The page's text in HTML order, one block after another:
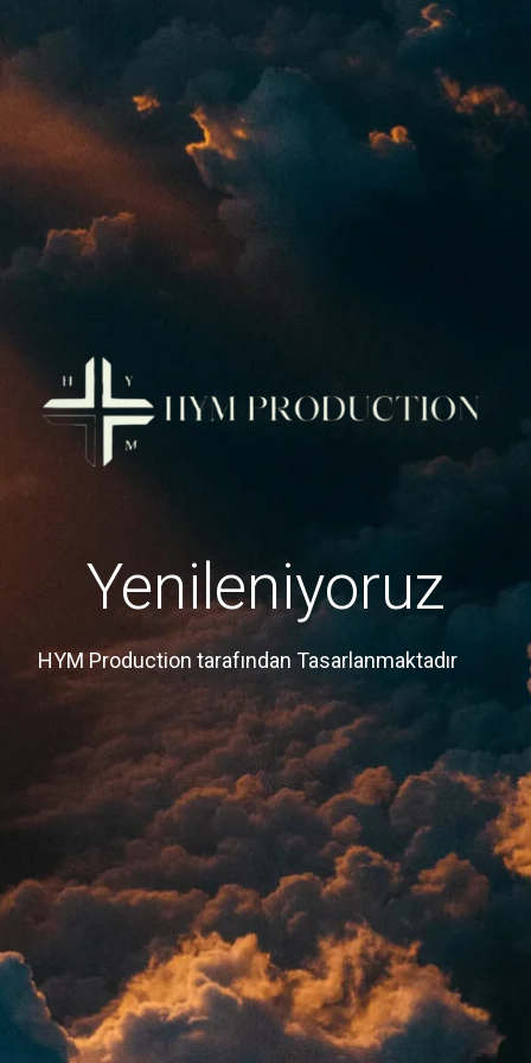
Yenileniyoruz
HYM Production tarafından Tasarlanmaktadır